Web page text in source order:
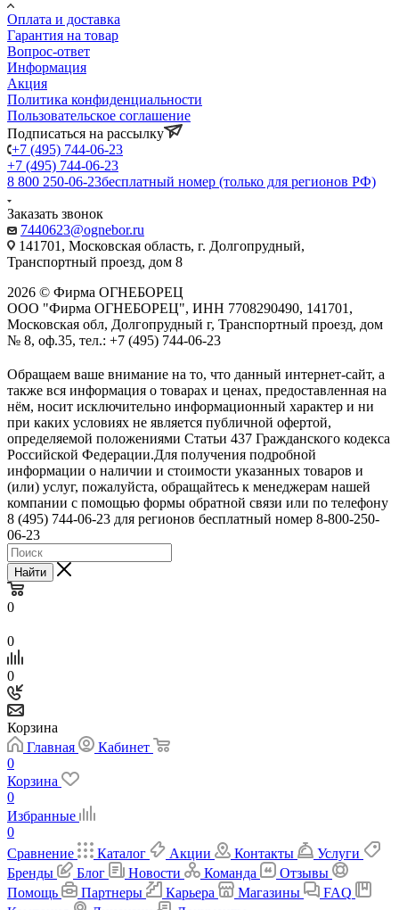
Оплата и доставка
Гарантия на товар
Вопрос-ответ
Информация
Акция
Политика конфиденциальности
Пользовательское соглашение
Подписаться на рассылку
+7 (495) 744-06-23
+7 (495) 744-06-23
8 800 250-06-23бесплатный номер (только для регионов РФ)
Заказать звонок
7440623@ognebor.ru
141701, Московская область, г. Долгопрудный,
Транспортный проезд, дом 8
2026 © Фирма ОГНЕБОРЕЦ
ООО "Фирма ОГНЕБОРЕЦ", ИНН 7708290490, 141701,
Московская обл, Долгопрудный г, Транспортный проезд, дом
№ 8, оф.35, тел.: +7 (495) 744-06-23
Обращаем ваше внимание на то, что данный интернет-сайт, а
также вся информация о товарах и ценах, предоставленная на
нём, носит исключительно информационный характер и ни
при каких условиях не является публичной офертой,
определяемой положениями Статьи 437 Гражданского кодекса
Российской Федерации.Для получения подробной
информации о наличии и стоимости указанных товаров и
(или) услуг, пожалуйста, обращайтесь к менеджерам нашей
компании с помощью формы обратной связи или по телефону
8 (495) 744-06-23 для регионов бесплатный номер 8-800-250-
06-23
Найти
0
0
0
Корзина
Главная
Кабинет
0
Корзина
0
Избранные
0
Сравнение
Каталог Акции Контакты
Услуги
Бренды
Блог Новости Команда
Отзывы
Помощь
Партнеры Карьера Магазины
FAQ